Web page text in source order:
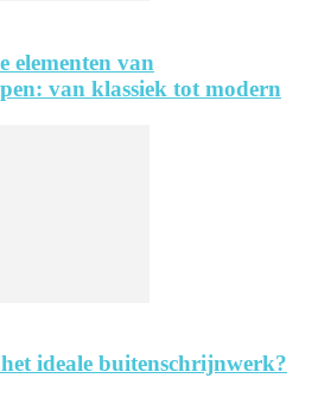
elementen van
van klassiek tot modern
ideale buitenschrijnwerk?